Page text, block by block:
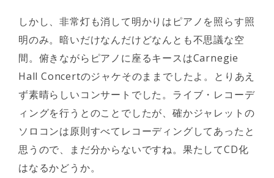
しかし、非常灯も消して明かりはピアノを照らす照
明のみ。暗いだけなんだけどなんとも不思議な空
間。俯きながらピアノに座るキースはCarnegie
Hall Concertのジャケそのままでしたよ。とりあえ
ず素晴らしいコンサートでした。ライブ・レコーデ
ィングを行うとのことでしたが、確かジャレットの
ソロコンは原則すべてレコーディングしてあったと
思うので、まだ分からないですね。果たしてCD化
はなるかどうか。